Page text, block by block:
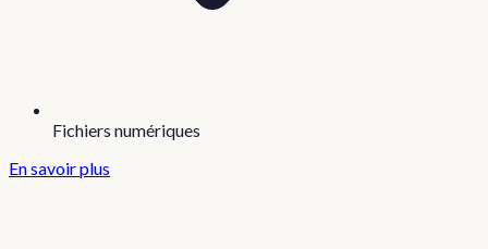
Fichiers numériques
En savoir plus